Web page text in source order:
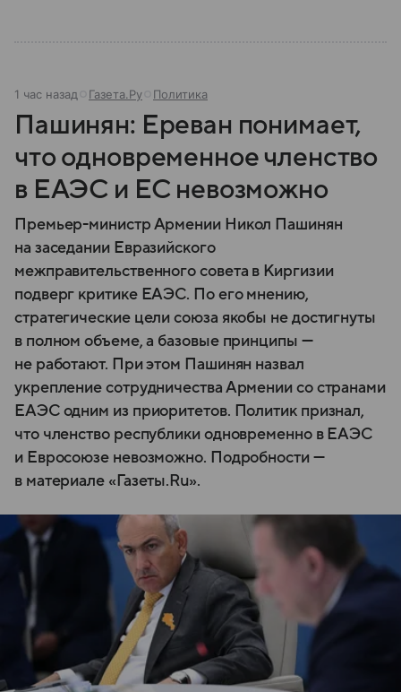
1 час назад Газета.Ру Политика
Пашинян: Ереван понимает,
что одновременное членство
в ЕАЭС и ЕС невозможно
Премьер-министр Армении Никол Пашинян
на заседании Евразийского
межправительственного совета в Киргизии
подверг критике ЕАЭС. По его мнению,
стратегические цели союза якобы не достигнуты
в полном объеме, а базовые принципы —
не работают. При этом Пашинян назвал
укрепление сотрудничества Армении со странами
ЕАЭС одним из приоритетов. Политик признал,
что членство республики одновременно в ЕАЭС
и Евросоюзе невозможно. Подробности —
в материале «Газеты.Ru».